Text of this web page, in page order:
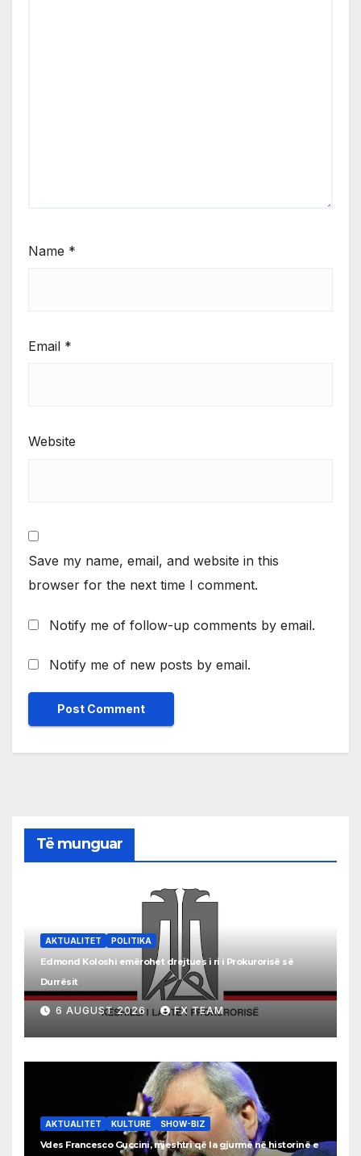
Name *
Email *
Website
Save my name, email, and website in this
browser for the next time I comment.
Notify me of follow-up comments by email.
Notify me of new posts by email.
Të munguar
AKTUALITET POLITIKA
Edmond Koloshi emërohet drejtues i ri i Prokurorisë së
Durrësit
6 AUGUST 2026 FX TEAM
AKTUALITET KULTURE SHOW-BIZ
Vdes Francesco Guccini, mjeshtri që la gjurmë në historinë e